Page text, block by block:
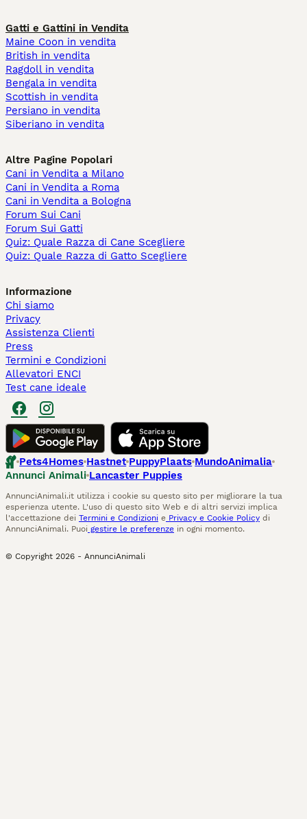
Gatti e Gattini in Vendita
Maine Coon in vendita
British in vendita
Ragdoll in vendita
Bengala in vendita
Scottish in vendita
Persiano in vendita
Siberiano in vendita
Altre Pagine Popolari
Cani in Vendita a Milano
Cani in Vendita a Roma
Cani in Vendita a Bologna
Forum Sui Cani
Forum Sui Gatti
Quiz: Quale Razza di Cane Scegliere
Quiz: Quale Razza di Gatto Scegliere
Informazione
Chi siamo
Privacy
Assistenza Clienti
Press
Termini e Condizioni
Allevatori ENCI
Test cane ideale
Pets4Homes Hastnet PuppyPlaats MundoAnimalia
Annunci Animali Lancaster Puppies
AnnunciAnimali.it utilizza i cookie su questo sito per migliorare la tua
esperienza utente. L'uso di questo sito Web e di altri servizi implica
l'accettazione dei Termini e Condizioni e Privacy e Cookie Policy di
AnnunciAnimali. Puoi gestire le preferenze in ogni momento.
© Copyright 2026 - AnnunciAnimali